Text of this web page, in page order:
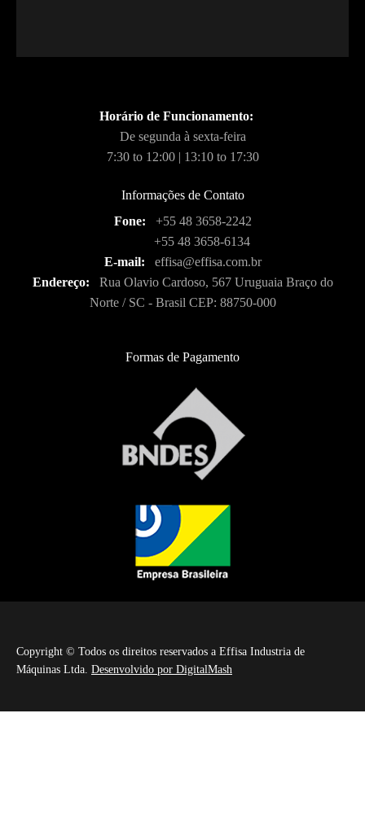
Horário de Funcionamento:
De segunda à sexta-feira
7:30 to 12:00 | 13:10 to 17:30
Informações de Contato
Fone:
+55 48 3658-2242
+55 48 3658-6134
E-mail:
effisa@effisa.com.br
Endereço:
Rua Olavio Cardoso, 567 Uruguaia Braço do
Norte / SC - Brasil CEP: 88750-000
Formas de Pagamento
Copyright © Todos os direitos reservados a Effisa Industria de
Máquinas Ltda. Desenvolvido por DigitalMash